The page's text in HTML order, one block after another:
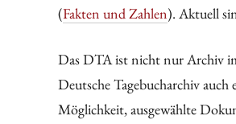
(Fakten und Zahlen). Aktuell
Das DTA ist nicht nur Archiv
Deutsche Tagebucharchiv
Möglichkeit, ausgewählte